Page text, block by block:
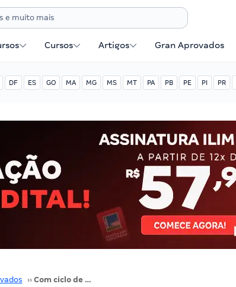
Cursos Artigos Gran Aprovados
DF ES GO MA MG MS MT PA PB PE PI PR
›› Com ciclo de estudos diários, Pablo Carvalho foi aprovado em 5º lugar no TJ AM